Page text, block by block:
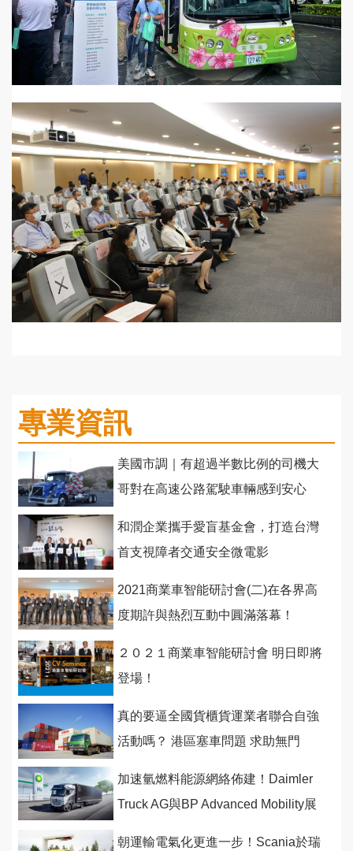
專業資訊
美國市調｜有超過半數比例的司機大
哥對在高速公路駕駛車輛感到安心
和潤企業攜手愛盲基金會，打造台灣
首支視障者交通安全微電影
2021商業車智能研討會(二)在各界高
度期許與熱烈互動中圓滿落幕！
２０２１商業車智能研討會 明日即將
登場！
真的要逼全國貨櫃貨運業者聯合自強
活動嗎？ 港區塞車問題 求助無門
加速氫燃料能源網絡佈建！Daimler
Truck AG與BP Advanced Mobility展
朝運輸電氣化更進一步！Scania於瑞